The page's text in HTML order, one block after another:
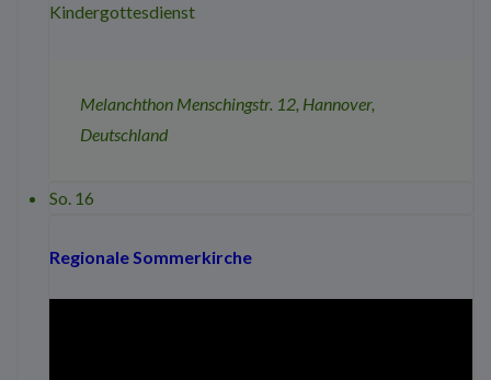
Kindergottesdienst
Melanchthon Menschingstr. 12, Hannover,
Deutschland
So. 16
Regionale Sommerkirche